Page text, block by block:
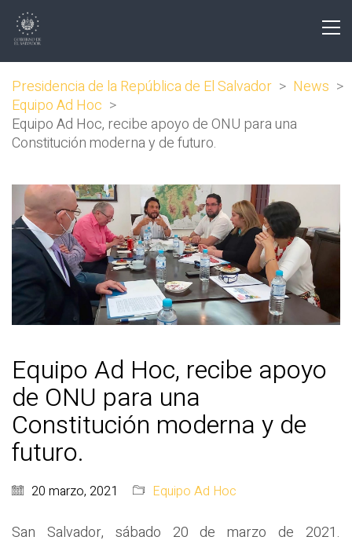
Presidencia de la República de El Salvador > News >
Equipo Ad Hoc >
Equipo Ad Hoc, recibe apoyo de ONU para una
Constitución moderna y de futuro.
Equipo Ad Hoc, recibe apoyo
de ONU para una
Constitución moderna y de
futuro.
20 marzo, 2021 Equipo Ad Hoc
San Salvador, sábado 20 de marzo de 2021.